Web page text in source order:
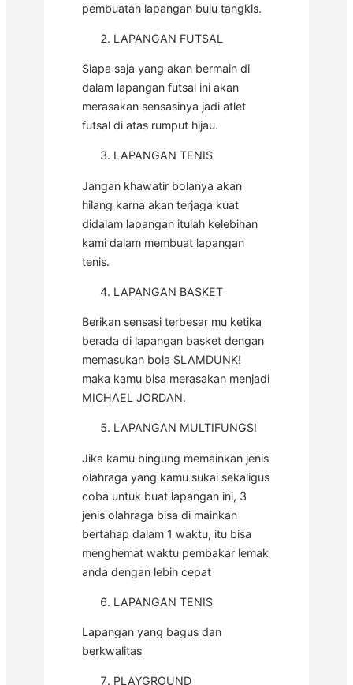
pembuatan lapangan bulu tangkis.
LAPANGAN FUTSAL
Siapa saja yang akan bermain di
dalam lapangan futsal ini akan
merasakan sensasinya jadi atlet
futsal di atas rumput hijau.
LAPANGAN TENIS
Jangan khawatir bolanya akan
hilang karna akan terjaga kuat
didalam lapangan itulah kelebihan
kami dalam membuat lapangan
tenis.
LAPANGAN BASKET
Berikan sensasi terbesar mu ketika
berada di lapangan basket dengan
memasukan bola SLAMDUNK!
maka kamu bisa merasakan menjadi
MICHAEL JORDAN.
LAPANGAN MULTIFUNGSI
Jika kamu bingung memainkan jenis
olahraga yang kamu sukai sekaligus
coba untuk buat lapangan ini, 3
jenis olahraga bisa di mainkan
bertahap dalam 1 waktu, itu bisa
menghemat waktu pembakar lemak
anda dengan lebih cepat
LAPANGAN TENIS
Lapangan yang bagus dan
berkwalitas
PLAYGROUND